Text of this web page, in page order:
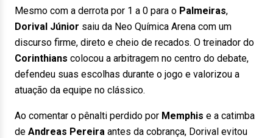
Mesmo com a derrota por 1 a 0 para o Palmeiras,
Dorival Júnior saiu da Neo Química Arena com um
discurso firme, direto e cheio de recados. O treinador do
Corinthians colocou a arbitragem no centro do debate,
defendeu suas escolhas durante o jogo e valorizou a
atuação da equipe no clássico.
Ao comentar o pênalti perdido por Memphis e a catimba
de Andreas Pereira antes da cobrança, Dorival evitou